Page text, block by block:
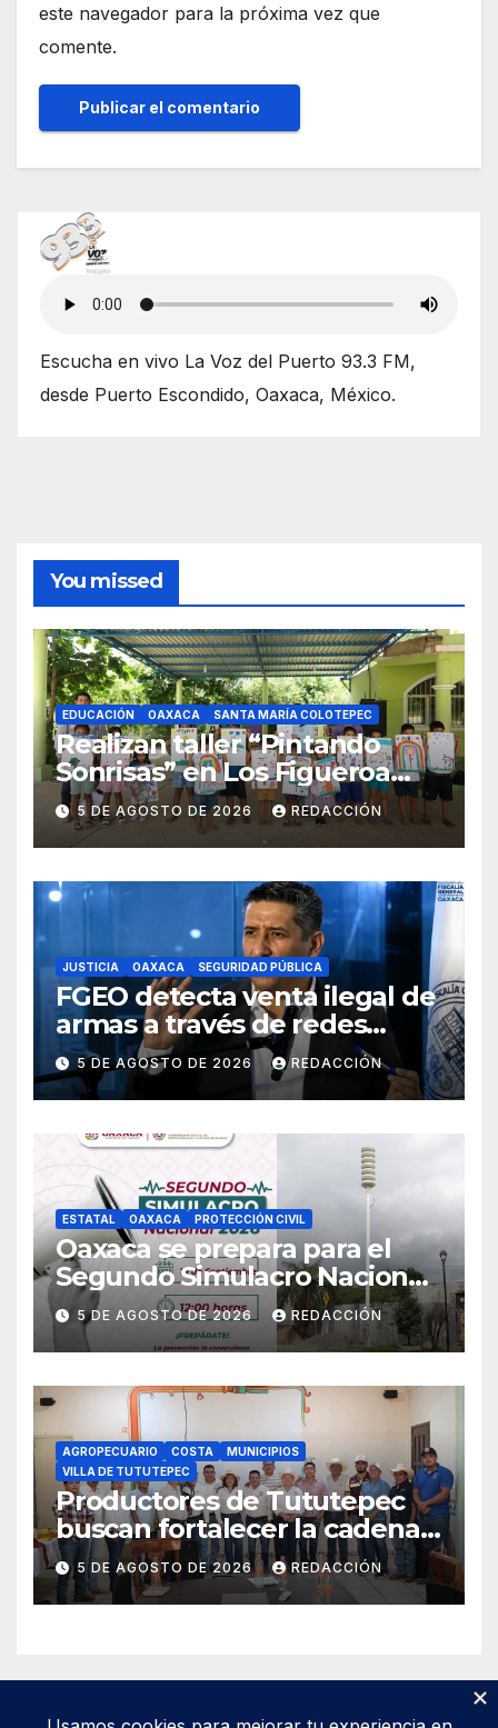
este navegador para la próxima vez que
comente.
Escucha en vivo La Voz del Puerto 93.3 FM,
desde Puerto Escondido, Oaxaca, México.
You missed
EDUCACIÓN OAXACA SANTA MARÍA COLOTEPEC
Realizan taller “Pintando
Sonrisas” en Los Figueroa
como parte del Curso de
Verano
5 DE AGOSTO DE 2026 REDACCIÓN
JUSTICIA OAXACA SEGURIDAD PÚBLICA
FGEO detecta venta ilegal de
armas a través de redes
sociales; inicia
investigaciones y advierte
riesgos
5 DE AGOSTO DE 2026 REDACCIÓN
ESTATAL OAXACA PROTECCIÓN CIVIL
Oaxaca se prepara para el
Segundo Simulacro Nacional
2026, que se realizará el 19 de
septiembre
5 DE AGOSTO DE 2026 REDACCIÓN
AGROPECUARIO COSTA
MUNICIPIOS
VILLA DE TUTUTEPEC
Productores de Tututepec
buscan fortalecer la cadena
láctea regional
5 DE AGOSTO DE 2026 REDACCIÓN